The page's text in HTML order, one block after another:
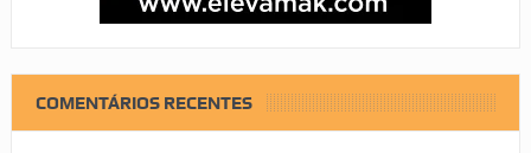
COMENTÁRIOS RECENTES